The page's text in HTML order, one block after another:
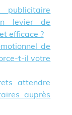
levier de
efficace ?
de
t-il votre
attendre
auprès